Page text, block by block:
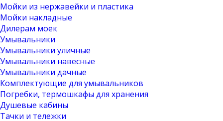
Мойки из нержавейки и пластика
Мойки накладные
Дилерам моек
Умывальники
Умывальники уличные
Умывальники навесные
Умывальники дачные
Комплектующие для умывальников
Погребки, термошкафы для хранения
Душевые кабины
Тачки и тележки